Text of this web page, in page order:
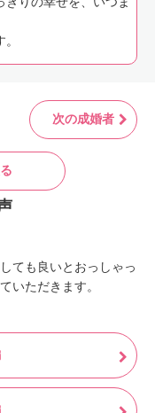
次の成婚者
ても良いとおっしゃっ
いただきます。